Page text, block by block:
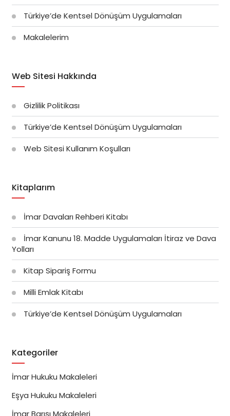
Türkiye’de Kentsel Dönüşüm Uygulamaları
Makalelerim
Web Sitesi Hakkında
Gizlilik Politikası
Türkiye’de Kentsel Dönüşüm Uygulamaları
Web Sitesi Kullanım Koşulları
Kitaplarım
İmar Davaları Rehberi Kitabı
İmar Kanunu 18. Madde Uygulamaları İtiraz ve Dava
Yolları
Kitap Sipariş Formu
Milli Emlak Kitabı
Türkiye’de Kentsel Dönüşüm Uygulamaları
Kategoriler
İmar Hukuku Makaleleri
Eşya Hukuku Makaleleri
İmar Barışı Makaleleri